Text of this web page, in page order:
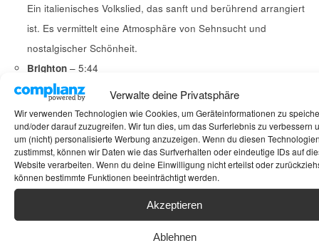
Verwalte deine Privatsphäre
Wir verwenden Technologien wie Cookies, um Geräteinformationen zu
und/oder darauf zuzugreifen. Wir tun dies, um das Surferlebnis zu verbessern
um (nicht) personalisierte Werbung anzuzeigen. Wenn du diesen
zustimmst, können wir Daten wie das Surfverhalten oder eindeutige IDs auf
Website verarbeiten. Wenn du deine Einwilligung nicht erteilst oder
können bestimmte Funktionen beeinträchtigt werden.
Akzeptieren
Ablehnen
Ein italienisches Volkslied, das sanft und berührend arrangiert
ist. Es vermittelt eine Atmosphäre von Sehnsucht und
nostalgischer Schönheit.
Brighton– 5:44
Ein Originalstück von Elina Duni und Rob Luft, das die Energie
und den Geist der Küstenstadt einfängt, geprägt von klaren
Melodien und rhythmischer Raffinesse.
I’m A Fool To Want You– 4:27
Ein zeitloser Jazzstandard, dessen melancholische Melodie und
gefühlvoller Gesang von Duni die verletzliche Seite der Liebe